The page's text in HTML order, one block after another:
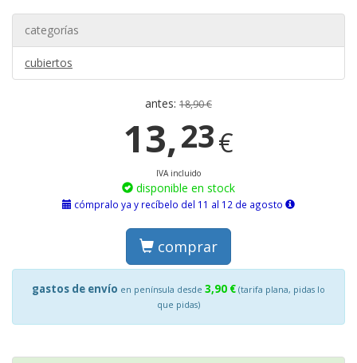
categorías
cubiertos
antes: 18,90 €
13,23€
IVA incluido
disponible en stock
cómpralo ya y recíbelo del 11 al 12 de agosto
comprar
gastos de envío en península desde 3,90 € (tarifa plana, pidas lo
que pidas)